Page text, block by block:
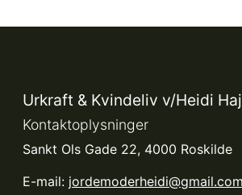
Urkraft & Kvindeliv v/Heidi
Kontaktoplysninger
Sankt Ols Gade 22, 4000 Roskilde
E-mail: jordemoderheidi@gmail.com